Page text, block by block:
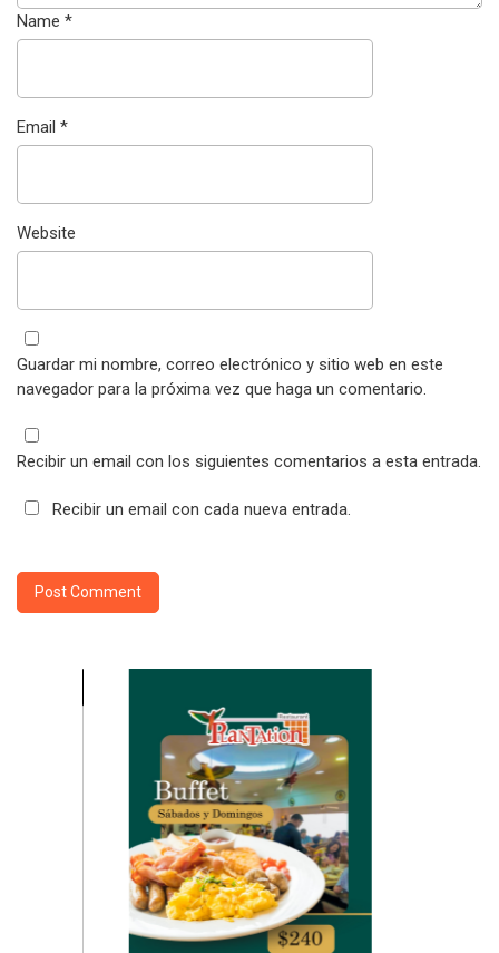
Name *
Email *
Website
Guardar mi nombre, correo electrónico y sitio web en este
navegador para la próxima vez que haga un comentario.
Recibir un email con los siguientes comentarios a esta entrada.
Recibir un email con cada nueva entrada.